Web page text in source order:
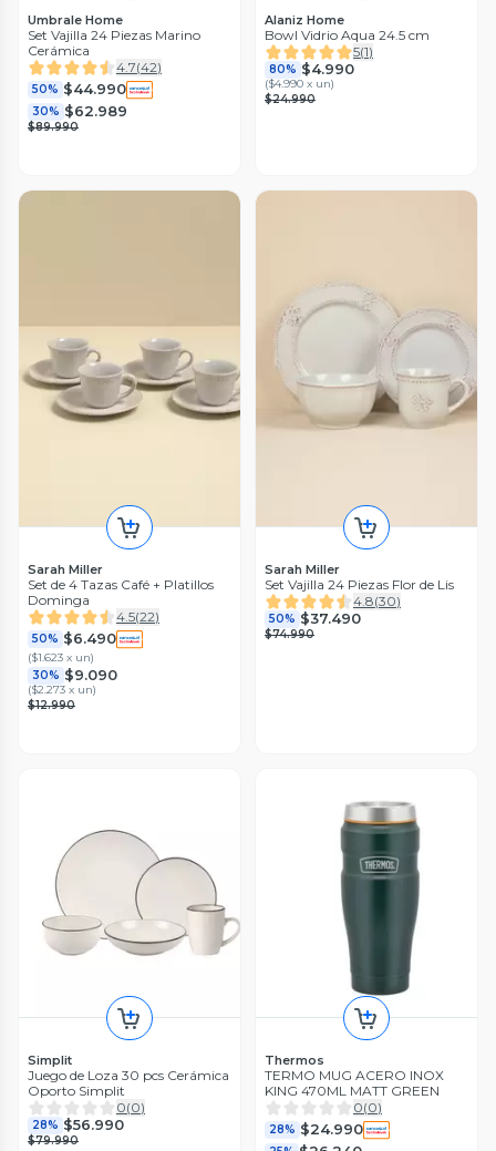
Umbrale Home
Set Vajilla 24 Piezas Marino
Cerámica
4.7(42)
50% $44.990
30% $62.989
$89.990
Alaniz Home
Bowl Vidrio Aqua 24.5 cm
5(1)
80% $4.990
($4.990 x un)
$24.990
Sarah Miller
Set de 4 Tazas Café + Platillos
Dominga
4.5(22)
50% $6.490
($1.623 x un)
30% $9.090
($2.273 x un)
$12.990
Sarah Miller
Set Vajilla 24 Piezas Flor de Lis
4.8(30)
50% $37.490
$74.990
Simplit
Juego de Loza 30 pcs Cerámica
Oporto Simplit
0(0)
28% $56.990
$79.990
Thermos
TERMO MUG ACERO INOX
KING 470ML MATT GREEN
0(0)
28% $24.990